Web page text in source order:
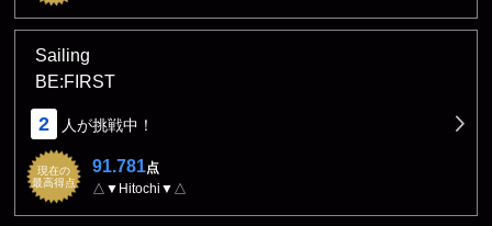
Sailing
BE:FIRST
2 人が挑戦中！
現在の
最高得点
91.781点
△▼Hitochi▼△